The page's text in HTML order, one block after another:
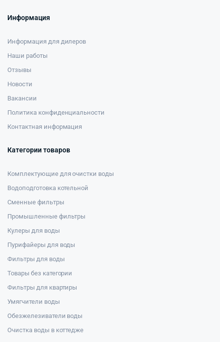
Информация
Информация для дилеров
Наши работы
Отзывы
Новости
Вакансии
Политика конфиденциальности
Контактная информация
Категории товаров
Комплектующие для очистки воды
Водоподготовка котельной
Сменные фильтры
Промышленные фильтры
Кулеры для воды
Пурифайеры для воды
Фильтры для воды
Товары без категории
Фильтры для квартиры
Умягчители воды
Обезжелезиватели воды
Очистка воды в коттедже